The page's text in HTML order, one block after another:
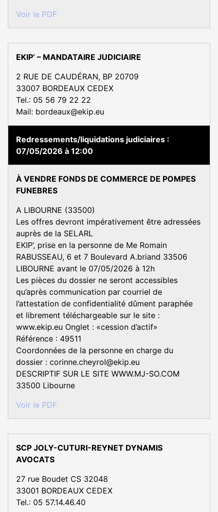
Voir le PDF
EKIP’ – MANDATAIRE JUDICIAIRE
2 RUE DE CAUDÉRAN, BP 20709
33007 BORDEAUX CEDEX
Tel.: 05 56 79 22 22
Mail: bordeaux@ekip.eu
Redressements/liquidations judiciaires
07/05/2026 à 12:00
À VENDRE FONDS DE COMMERCE DE POMPES
FUNEBRES
A LIBOURNE (33500)
Les offres devront impérativement être adressées
auprès de la SELARL
EKIP’, prise en la personne de Me Romain
RABUSSEAU, 6 et 7 Boulevard A.briand 33506
LIBOURNE avant le 07/05/2026 à 12h
Les pièces du dossier ne seront accessibles
qu’après communication par courriel de
l’attestation de confidentialité dûment paraphée
et librement téléchargeable sur le site :
www.ekip.eu Onglet : «cession d’actif»
Référence : 49511
Coordonnées de la personne en charge du
dossier : corinne.cheyrol@ekip.eu
DESCRIPTIF SUR LE SITE WWW.MJ-SO.COM
33500 Libourne
Voir le PDF
SCP JOLY-CUTURI-REYNET DYNAMIS
AVOCATS
27 rue Boudet CS 32048
33001 BORDEAUX CEDEX
Tel.: 05 57.14.46.40